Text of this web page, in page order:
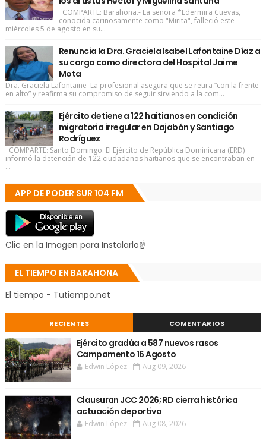
COMPARTE: Barahona.- La señora *Edermira Cuevas,
conocida cariñosamente como "Mirita", falleció este
miércoles 5 de agosto en su...
Renuncia la Dra. Graciela Isabel Lafontaine Díaz a
su cargo como directora del Hospital Jaime
Mota
Dra. Graciela Lafontaine La profesional asegura que se retira “con la frente
en alto” y reafirma su compromiso de seguir sirviendo a la com...
Ejército detiene a 122 haitianos en condición
migratoria irregular en Dajabón y Santiago
Rodríguez
COMPARTE: Santo Domingo. El Ejército de República Dominicana (ERD)
informó la detención de 122 ciudadanos haitianos que se encontraban en
...
APP DE PODER SUR 104 FM
Clic en la Imagen para Instalarlo☝
EL TIEMPO EN BARAHONA
El tiempo - Tutiempo.net
RECIENTES COMENTARIOS
Ejército gradúa a 587 nuevos rasos
Campamento 16 Agosto
Edwin López Aug 09, 2026
Clausuran JCC 2026; RD cierra histórica
actuación deportiva
Edwin López Aug 08, 2026